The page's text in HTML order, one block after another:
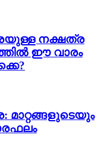
നക്ഷത്ര
ഈ വാരം
മാറ്റങ്ങളുടെയും